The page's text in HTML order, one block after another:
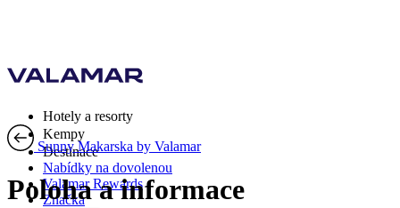
Hotely a resorty
Kempy
Destinace
Nabídky na dovolenou
Valamar Rewards
Značka
Sunny Makarska by Valamar
Poloha a informace